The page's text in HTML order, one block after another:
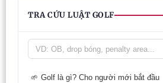
TRA CỨU LUẬT GOLF
🌱 Golf là gì? Cho người mới bắt đầu